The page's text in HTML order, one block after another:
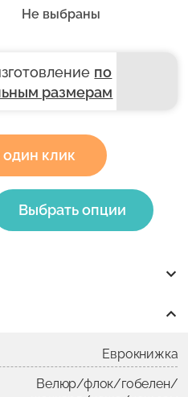
Не выбраны
по
размерам
один клик
Выбрать опции
Еврокнижка
Велюр/флок/гобелен/